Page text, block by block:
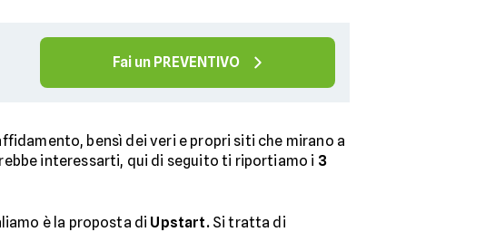
Fai un PREVENTIVO
bensì dei veri e propri siti che mirano a
interessarti, qui di seguito ti riportiamo i 3
è la proposta di Upstart.Si tratta di